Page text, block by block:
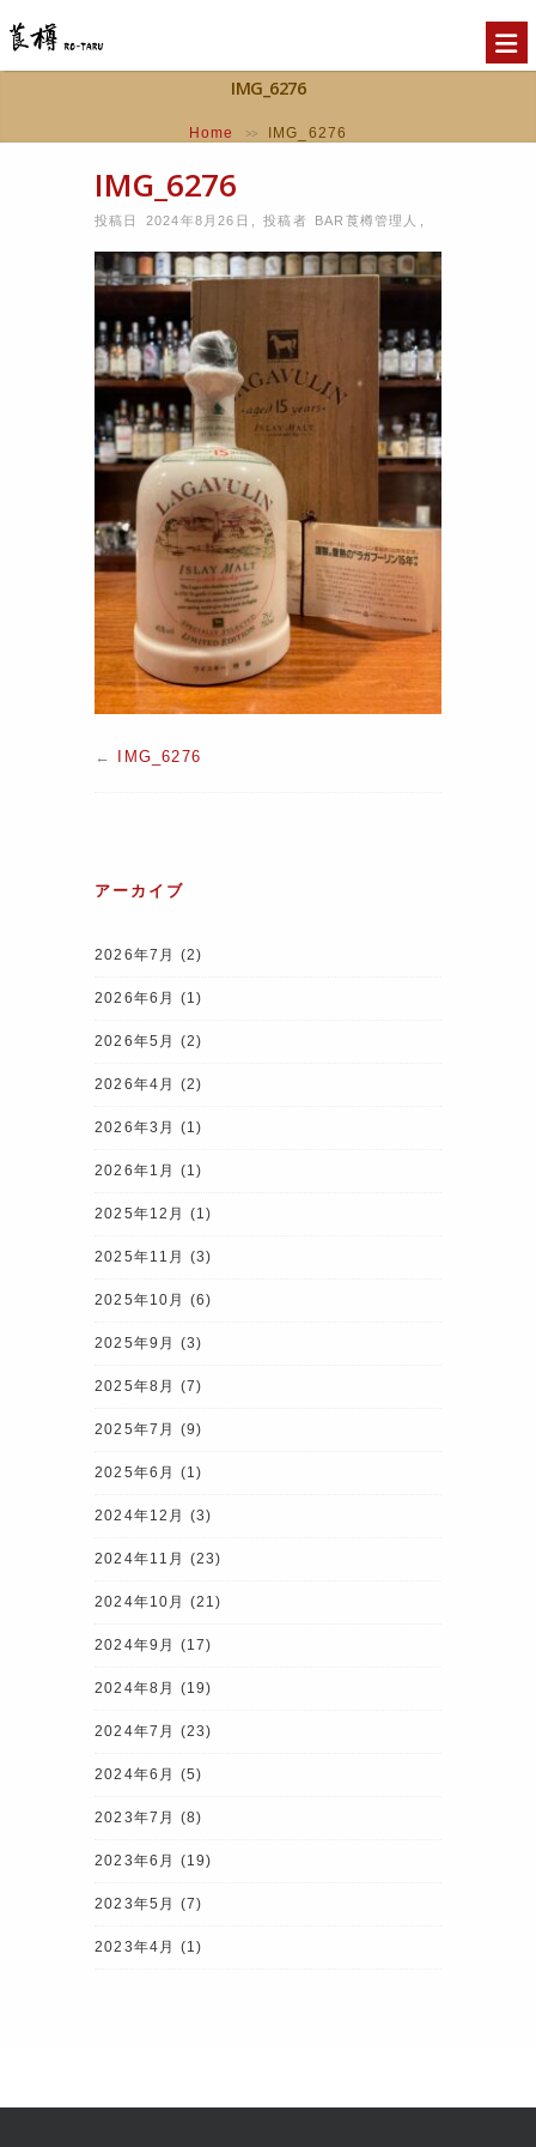
IMG_6276
Home >> IMG_6276
IMG_6276
投稿日 2024年8月26日 ,投稿者 BAR莨樽管理人
← IMG_6276
アーカイブ
2026年7月 (2)
2026年6月 (1)
2026年5月 (2)
2026年4月 (2)
2026年3月 (1)
2026年1月 (1)
2025年12月 (1)
2025年11月 (3)
2025年10月 (6)
2025年9月 (3)
2025年8月 (7)
2025年7月 (9)
2025年6月 (1)
2024年12月 (3)
2024年11月 (23)
2024年10月 (21)
2024年9月 (17)
2024年8月 (19)
2024年7月 (23)
2024年6月 (5)
2023年7月 (8)
2023年6月 (19)
2023年5月 (7)
2023年4月 (1)